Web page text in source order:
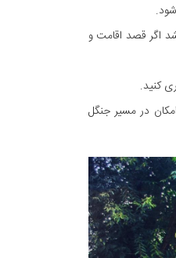
اگر قصد اقامت و
کنید.
در مسیر جنگل